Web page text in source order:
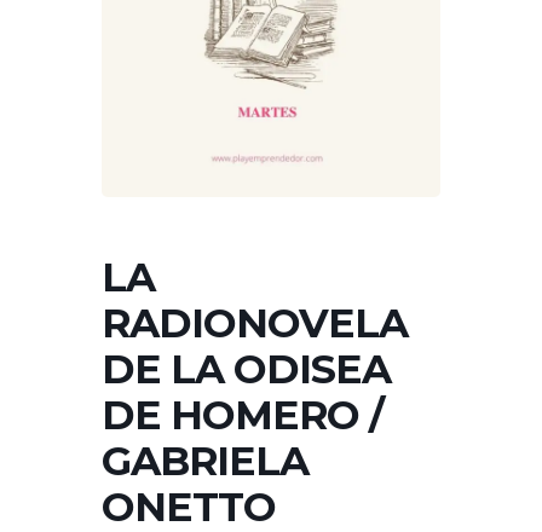
LA
RADIONOVELA
DE LA ODISEA
DE HOMERO /
GABRIELA
ONETTO